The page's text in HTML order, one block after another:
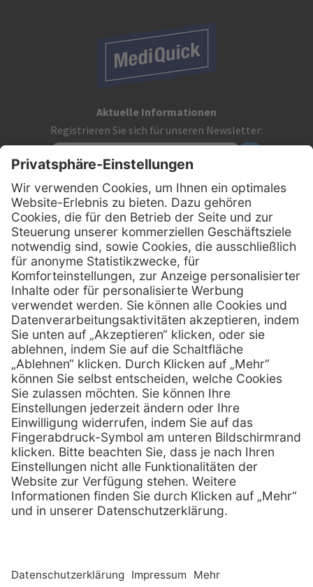
Aktuelle Informationen
Registrieren Sie sich für unseren Newsletter:
Kontakt
MediQuick Arzt- und Krankenhausbedarfshandel GmbH
Hans-Wunderlich-Straße 7
D-49078 Osnabrück
Telefon:0800 - 633 43 66
E-Mail: info @ mediquick.de
Services
Serviceversprechen
Sprechstundenbedarf
Retoure anmelden
Hilfe
FAQs
Kontakt
Lob & Kritik
Zertifikat Rechtliches
AGB
Impressum
Datenschutz